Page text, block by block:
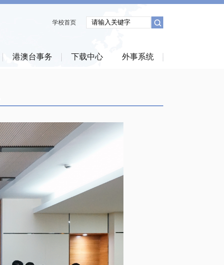
学校首页
港澳台事务 下载中心 外事系统